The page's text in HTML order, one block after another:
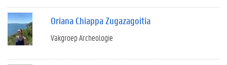
Oriana Chiappa Zugazagoitia
Vakgroep Archeologie